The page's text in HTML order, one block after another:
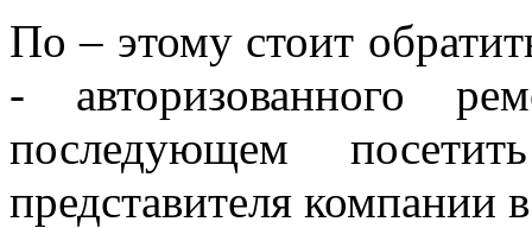
По – этому стоит
- авторизованного
последующем
представителя компании